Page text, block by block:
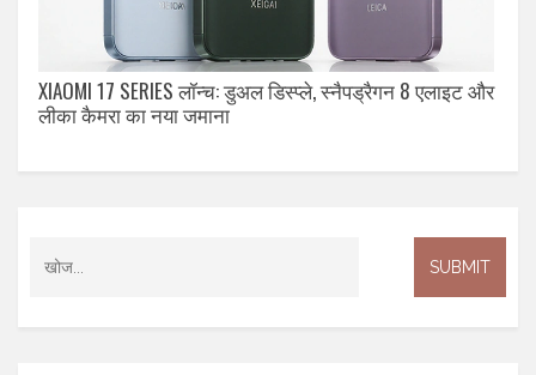
XIAOMI 17 SERIES लॉन्च: डुअल डिस्प्ले, स्नैपड्रैगन 8 एलाइट और
लीका कैमरा का नया जमाना